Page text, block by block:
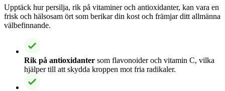
Upptäck hur persilja, rik på vitaminer och antioxidanter, kan vara en
frisk och hälsosam ört som berikar din kost och främjar ditt allmänna
välbefinnande.
Rik på antioxidanter som flavonoider och vitamin C, vilka
hjälper till att skydda kroppen mot fria radikaler.